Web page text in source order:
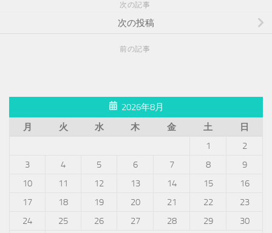
次の記事
次の投稿
前の記事
2026年8月
月
火 水 木 金 土
日
1
2
3
4 5 6 7 8
9
10
11 12 13 14 15
16
17
18 19 20 21 22
23
24
25 26 27 28 29
30